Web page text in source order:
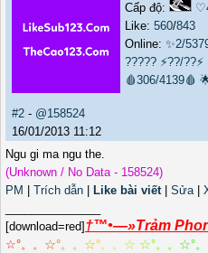
Cấp độ:
Like: 560/843
Online: ✨2/
????? ⚡??/??⚡
🩸306/4139🩸
#2 - @158524
16/01/2013 11:12
Ngu gi ma ngu the.
(Unknown / No Data - 158524)
PM
Trích dẫn Like bài viết| Sửa|
[download=red] †™•—»Trảm
☆°。 。 ☆°。 。 ☆°。 。 ☆ ☆°。 。 ☆°。